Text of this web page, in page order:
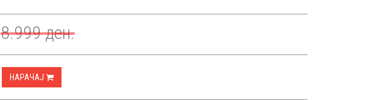
8.999ден.
НАРАЧАЈ